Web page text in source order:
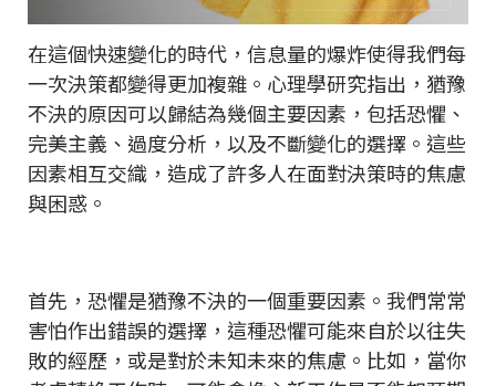
在這個快速變化的時代，信息量的爆炸使得我們每
一次決策都變得更加複雜。心理學研究指出，猶豫
不決的原因可以歸結為幾個主要因素，包括恐懼、
完美主義、過度分析，以及不斷變化的選擇。這些
因素相互交織，造成了許多人在面對決策時的焦慮
與困惑。
首先，恐懼是猶豫不決的一個重要因素。我們常常
害怕作出錯誤的選擇，這種恐懼可能來自於以往失
敗的經歷，或是對於未知未來的焦慮。比如，當你